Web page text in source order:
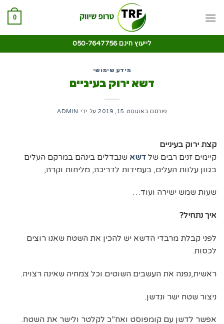
0
לייעוץ חינם 050-7647756
מידע שימושי
דשא ירוק בעיניים
פורסם באוגוסט 15, 2019 על ידי ADMIN
קצת ירוק בעיניים
קיימים זנים רבים של דשא שנבדלים בינהם במרקם העלים
בגוון עלוות העלים, בעמידות לדריכה, מליחות וקרה,
שעות שמש ישירה ועוד…
איך נתחיל?
לפני קבלת מרבדי הדשא יש להכין את השטח שאנו רוצים
לכסות.
ראשית,נפנה את העשבים השוטים וכל צמחיה שאינה רצויה.
ניצור שטח ישר ונדשן.
אפשר לדשן עם קומפוסט ואח”כ לקלטר ולישר את השטח.